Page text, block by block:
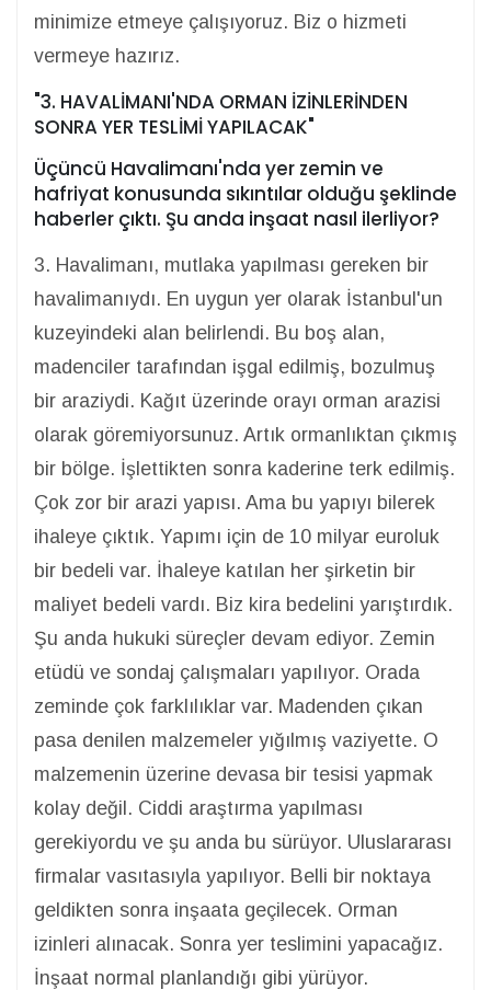
minimize etmeye çalışıyoruz. Biz o hizmeti
vermeye hazırız.
"3. HAVALİMANI'NDA ORMAN İZİNLERİNDEN
SONRA YER TESLİMİ YAPILACAK"
Üçüncü Havalimanı'nda yer zemin ve
hafriyat konusunda sıkıntılar olduğu şeklinde
haberler çıktı. Şu anda inşaat nasıl ilerliyor?
3. Havalimanı, mutlaka yapılması gereken bir
havalimanıydı. En uygun yer olarak İstanbul'un
kuzeyindeki alan belirlendi. Bu boş alan,
madenciler tarafından işgal edilmiş, bozulmuş
bir araziydi. Kağıt üzerinde orayı orman arazisi
olarak göremiyorsunuz. Artık ormanlıktan çıkmış
bir bölge. İşlettikten sonra kaderine terk edilmiş.
Çok zor bir arazi yapısı. Ama bu yapıyı bilerek
ihaleye çıktık. Yapımı için de 10 milyar euroluk
bir bedeli var. İhaleye katılan her şirketin bir
maliyet bedeli vardı. Biz kira bedelini yarıştırdık.
Şu anda hukuki süreçler devam ediyor. Zemin
etüdü ve sondaj çalışmaları yapılıyor. Orada
zeminde çok farklılıklar var. Madenden çıkan
pasa denilen malzemeler yığılmış vaziyette. O
malzemenin üzerine devasa bir tesisi yapmak
kolay değil. Ciddi araştırma yapılması
gerekiyordu ve şu anda bu sürüyor. Uluslararası
firmalar vasıtasıyla yapılıyor. Belli bir noktaya
geldikten sonra inşaata geçilecek. Orman
izinleri alınacak. Sonra yer teslimini yapacağız.
İnşaat normal planlandığı gibi yürüyor.